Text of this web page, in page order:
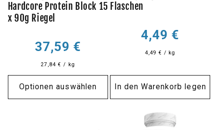
Hardcore Protein Block 15
x 90g Riegel
Normaler
Preis
37,59 €
27,84 € / kg
Optionen auswählen
Flaschen
Normaler
Preis
4,49 €
4,49 € / kg
In den Warenkorb legen